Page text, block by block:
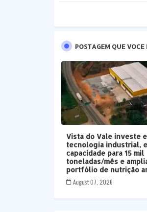
POSTAGEM QUE VOCE
Vista do Vale investe
tecnologia industrial,
capacidade para 15 mil
toneladas/mês e
portfólio de nutrição
August 07, 2026